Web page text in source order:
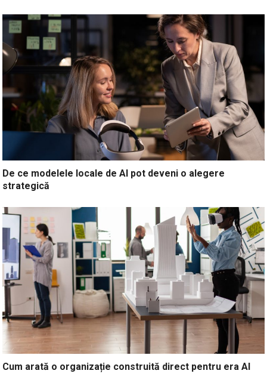
De ce modelele locale de AI pot deveni o alegere
strategică
Cum arată o organizație construită direct pentru era AI